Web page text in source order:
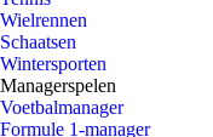
Wielrennen
Schaatsen
Wintersporten
Managerspelen
Voetbalmanager
Formule 1-manager